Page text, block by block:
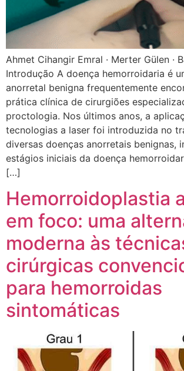
Ahmet Cihangir Emral · Merter Gülen ·
Introdução A doença hemorroidaria é
anorretal benigna frequentemente
prática clínica de cirurgiões
proctologia. Nos últimos anos, a
tecnologias a laser foi introduzida no
diversas doenças anorretais benignas,
estágios iniciais da doença
[…]
Hemorroidoplastia
em foco: uma
moderna às
cirúrgicas
para hemorroidas
sintomáticas